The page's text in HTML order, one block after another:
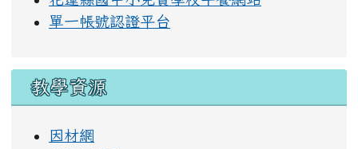
單一帳號認證平台
教學資源
因材網